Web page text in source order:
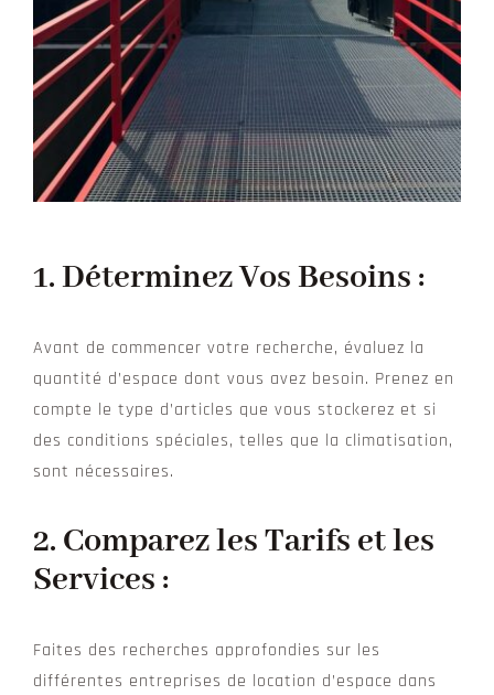
1.Déterminez Vos Besoins :
Avant de commencer votre recherche, évaluez la
quantité d’espace dont vous avez besoin. Prenez en
compte le type d’articles que vous stockerez et si
des conditions spéciales, telles que la climatisation,
sont nécessaires.
2. Comparez les Tarifs et les
Services :
Faites des recherches approfondies sur les
différentes entreprises de location d’espace dans